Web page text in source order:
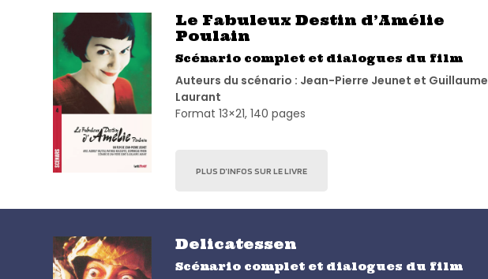
Le Fabuleux Destin d’Amélie
Poulain
Scénario complet et dialogues du film
Auteurs du scénario : Jean-Pierre Jeunet et Guillaume
Laurant
Format 13×21, 140 pages
PLUS D’INFOS SUR LE LIVRE
Delicatessen
Scénario complet et dialogues du film